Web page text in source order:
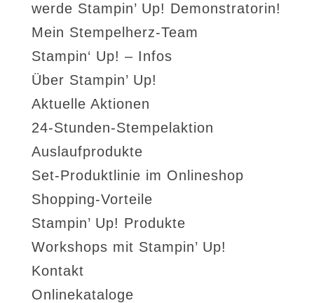
werde Stampin’ Up! Demonstratorin!
Mein Stempelherz-Team
Stampin‘ Up! – Infos
Über Stampin’ Up!
Aktuelle Aktionen
24-Stunden-Stempelaktion
Auslaufprodukte
Set-Produktlinie im Onlineshop
Shopping-Vorteile
Stampin’ Up! Produkte
Workshops mit Stampin’ Up!
Kontakt
Onlinekataloge